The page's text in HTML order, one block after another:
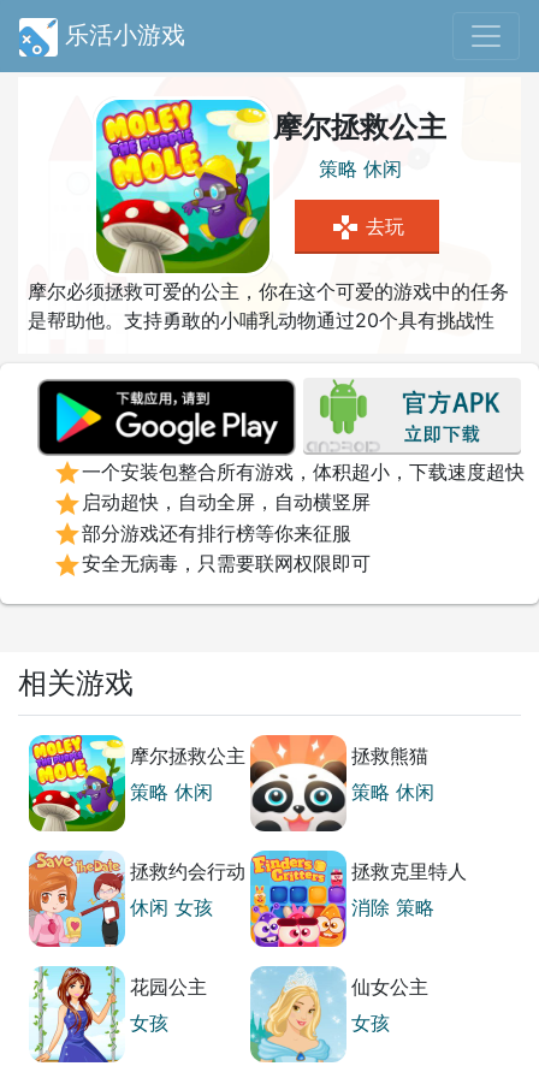
乐活小游戏
摩尔拯救公主
策略 休闲
gamepad 去玩
摩尔必须拯救可爱的公主，你在这个可爱的游戏中的任务
是帮助他。支持勇敢的小哺乳动物通过20个具有挑战性
放公主！
star一个安装包整合所有游戏，体积超小，下载速度超快
star 启动超快，自动全屏，自动横竖屏
star部分游戏还有排行榜等你来征服
star安全无病毒，只需要联网权限即可
相关游戏
摩尔拯救公主
策略 休闲
拯救熊猫
策略 休闲
拯救约会行动
休闲 女孩
拯救克里特人
消除 策略
花园公主
女孩
仙女公主
女孩